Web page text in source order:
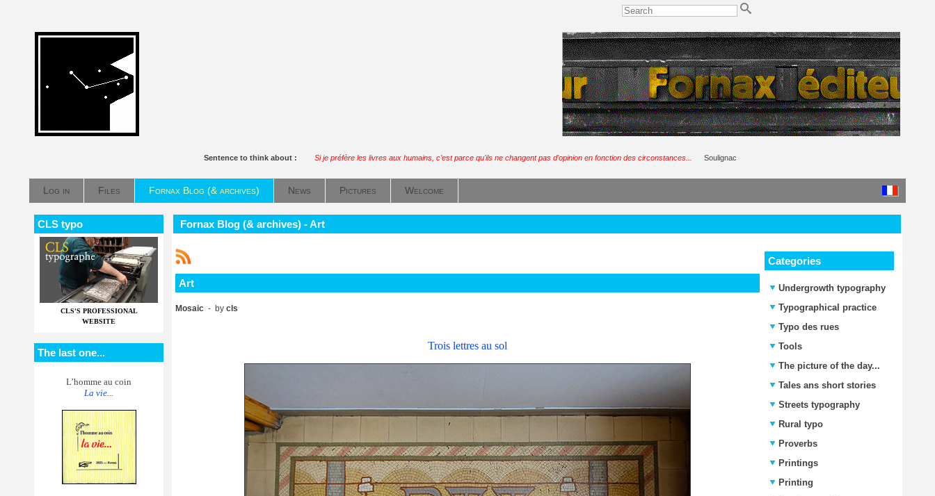
Sentence to think about : Si je préfère les livres aux humains, c'est parce qu'ils ne changent pas d'opinion en fonction des circonstances... Soulignac
Log in Files Fornax Blog (& archives) News Pictures Welcome
CLS typo
CLS'S PROFESSIONAL
WEBSITE
The last one...
L’homme au coin
La vie...
Fornax Blog (& archives) - Art
Art
Mosaic - by cls
Trois lettres au sol
Categories
Undergrowth typography
Typographical practice
Typo des rues
Tools
The picture of the day...
Tales ans short stories
Streets typography
Rural typo
Proverbs
Printings
Printing